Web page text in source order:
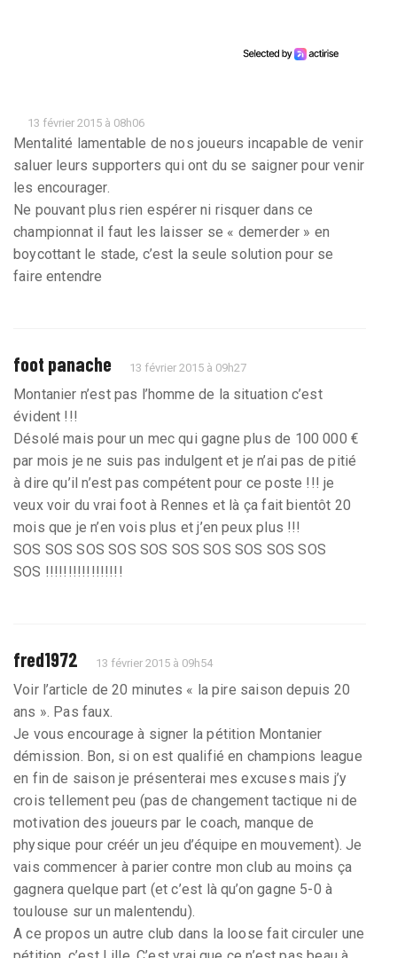
13 février 2015 à 08h06
Mentalité lamentable de nos joueurs incapable de venir
saluer leurs supporters qui ont du se saigner pour venir
les encourager.
Ne pouvant plus rien espérer ni risquer dans ce
championnat il faut les laisser se « demerder » en
boycottant le stade, c’est la seule solution pour se
faire entendre
foot panache 13 février 2015 à 09h27
Montanier n’est pas l’homme de la situation c’est
évident !!!
Désolé mais pour un mec qui gagne plus de 100 000 €
par mois je ne suis pas indulgent et je n’ai pas de pitié
à dire qu’il n’est pas compétent pour ce poste !!! je
veux voir du vrai foot à Rennes et là ça fait bientôt 20
mois que je n’en vois plus et j’en peux plus !!!
SOS SOS SOS SOS SOS SOS SOS SOS SOS SOS
SOS !!!!!!!!!!!!!!!!!
fred1972 13 février 2015 à 09h54
Voir l’article de 20 minutes « la pire saison depuis 20
ans ». Pas faux.
Je vous encourage à signer la pétition Montanier
démission. Bon, si on est qualifié en champions league
en fin de saison je présenterai mes excuses mais j’y
crois tellement peu (pas de changement tactique ni de
motivation des joueurs par le coach, manque de
physique pour créér un jeu d’équipe en mouvement). Je
vais commencer à parier contre mon club au moins ça
gagnera quelque part (et c’est là qu’on gagne 5-0 à
toulouse sur un malentendu).
A ce propos un autre club dans la loose fait circuler une